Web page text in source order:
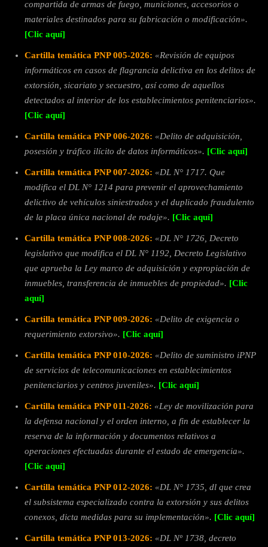
compartida de armas de fuego, municiones, accesorios o
materiales destinados para su fabricación o modificación».
[Clic aquí]
Cartilla temática PNP 005-2026: «Revisión de equipos
informáticos en casos de flagrancia delictiva en los delitos de
extorsión, sicariato y secuestro, así como de aquellos
detectados al interior de los establecimientos penitenciarios».
[Clic aquí]
Cartilla temática PNP 006-2026: «Delito de adquisición,
posesión y tráfico ilícito de datos informáticos». [Clic aquí]
Cartilla temática PNP 007-2026: «DL N° 1717. Que
modifica el DL N° 1214 para prevenir el aprovechamiento
delictivo de vehículos siniestrados y el duplicado fraudulento
de la placa única nacional de rodaje». [Clic aquí]
Cartilla temática PNP 008-2026: «DL N° 1726, Decreto
legislativo que modifica el DL N° 1192, Decreto Legislativo
que aprueba la Ley marco de adquisición y expropiación de
inmuebles, transferencia de inmuebles de propiedad». [Clic
aquí]
Cartilla temática PNP 009-2026: «Delito de exigencia o
requerimiento extorsivo». [Clic aquí]
Cartilla temática PNP 010-2026: «Delito de suministro iPNP
de servicios de telecomunicaciones en establecimientos
penitenciarios y centros juveniles». [Clic aquí]
Cartilla temática PNP 011-2026: «Ley de movilización para
la defensa nacional y el orden interno, a fin de establecer la
reserva de la información y documentos relativos a
operaciones efectuadas durante el estado de emergencia».
[Clic aquí]
Cartilla temática PNP 012-2026: «DL N° 1735, dl que crea
el subsistema especializado contra la extorsión y sus delitos
conexos, dicta medidas para su implementación». [Clic aquí]
Cartilla temática PNP 013-2026: «DL Nº 1738, decreto